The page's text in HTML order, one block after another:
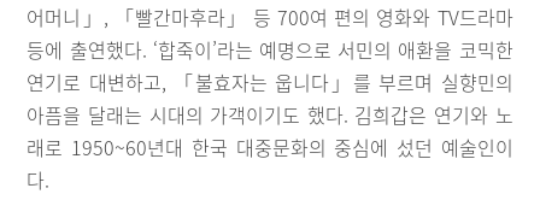
어머니」, 「빨간마후라」 등 700여 편의 영화와 TV드라마
등에 출연했다. ‘합죽이’라는 예명으로 서민의 애환을 코믹한
연기로 대변하고, 「불효자는 웁니다」를 부르며 실향민의
아픔을 달래는 시대의 가객이기도 했다. 김희갑은 연기와 노
래로 1950~60년대 한국 대중문화의 중심에 섰던 예술인이
다.